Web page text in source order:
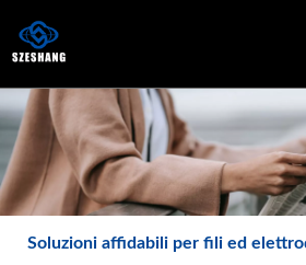
Soluzioni affidabili per fili ed